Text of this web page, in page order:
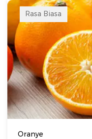
Rasa Biasa
Oranye